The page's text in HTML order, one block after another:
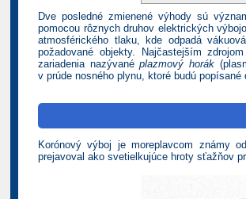
Dve posledné zmienené výhody sú
pomocou rôznych druhov elektrických
atmosférického tlaku, kde odpadá
požadované objekty. Najčastejším
zariadenia nazývanéplazmový horák
v prúde nosného plynu, ktoré budú popísané
Korónový výboj je moreplavcom známy
prejavoval ako svetielkujúce hroty sťažňov